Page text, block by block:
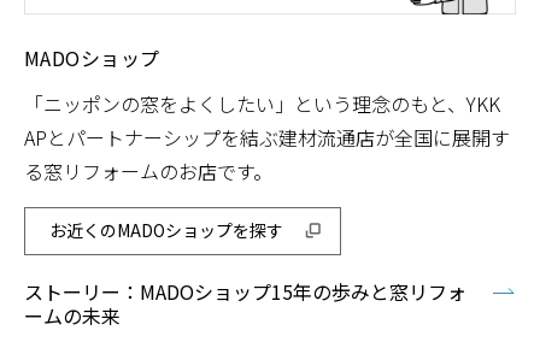
MADOショップ
「ニッポンの窓をよくしたい」という理念のもと、YKK
APとパートナーシップを結ぶ建材流通店が全国に展開す
る窓リフォームのお店です。
お近くのMADOショップを探す
ストーリー：MADOショップ15年の歩みと窓リフォ
ームの未来